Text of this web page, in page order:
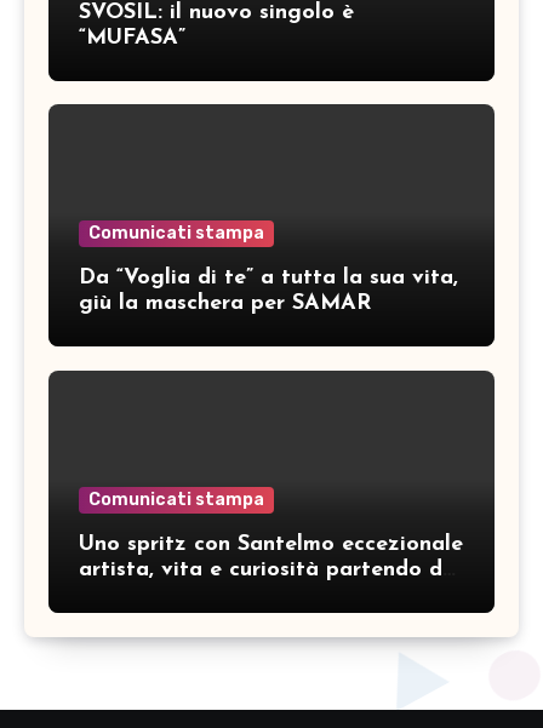
SVOSIL: il nuovo singolo è
“MUFASA”
Comunicati stampa
Da “Voglia di te” a tutta la sua vita,
giù la maschera per SAMAR
Comunicati stampa
Uno spritz con Santelmo eccezionale
artista, vita e curiosità partendo da